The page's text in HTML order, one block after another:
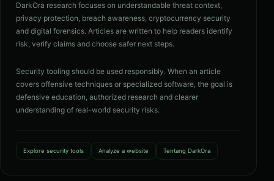
DarkOra research focuses on understandable threat context,
privacy protection, breach awareness, cryptocurrency security
and digital forensics. Articles are written to help readers identify
risk, verify claims and choose safer next steps.
Security tooling should be used responsibly. When an article
covers offensive techniques or specialized software, the goal is
defensive education, authorized research and clearer
understanding of real-world security risks.
Explore security tools Analyze a website Tentang DarkOra